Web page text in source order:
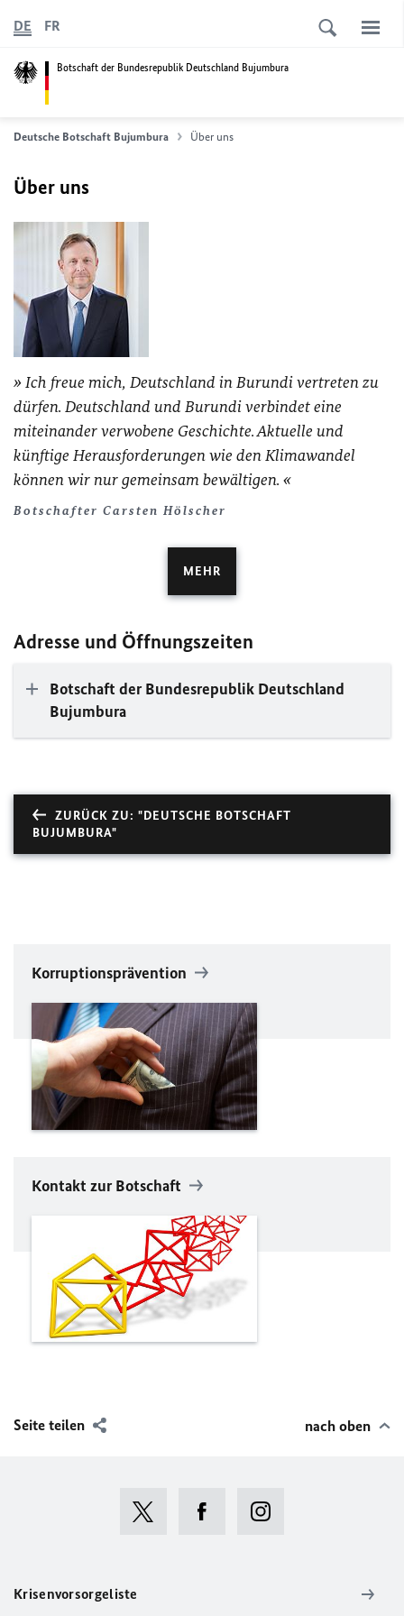
Botschaft der Bundesrepublik Deutschland Bujumbura
DE FR
Deutsche Botschaft Bujumbura Über uns
Über uns
Ich freue mich, Deutschland in Burundi vertreten zu
dürfen. Deutschland und Burundi verbindet eine
miteinander verwobene Geschichte. Aktuelle und
künftige Herausforderungen wie den Klimawandel
können wir nur gemeinsam bewältigen.
Botschafter Carsten Hölscher
MEHR
Adresse und Öffnungszeiten
Botschaft der Bundesrepublik Deutschland
Bujumbura
ZURÜCK ZU: "DEUTSCHE BOTSCHAFT
BUJUMBURA"
Korruptionsprävention
Kontakt zur Botschaft
Seite teilen nach oben
Krisenvorsorgeliste